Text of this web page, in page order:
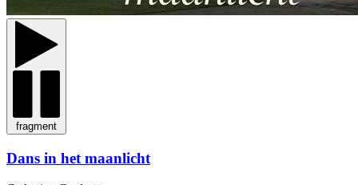
fragment
Dans in het maanlicht